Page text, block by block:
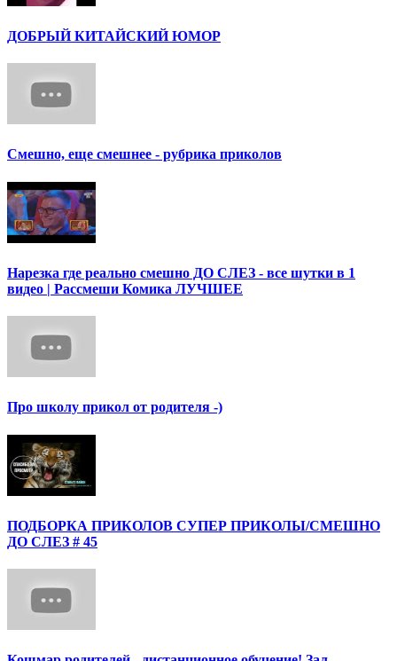
ДОБРЫЙ КИТАЙСКИЙ ЮМОР
Смешно, еще смешнее - рубрика приколов
Нарезка где реально смешно ДО СЛЕЗ - все шутки в 1
видео | Рассмеши Комика ЛУЧШЕЕ
Про школу прикол от родителя -)
ПОДБОРКА ПРИКОЛОВ СУПЕР ПРИКОЛЫ/СМЕШНО
ДО СЛЕЗ # 45